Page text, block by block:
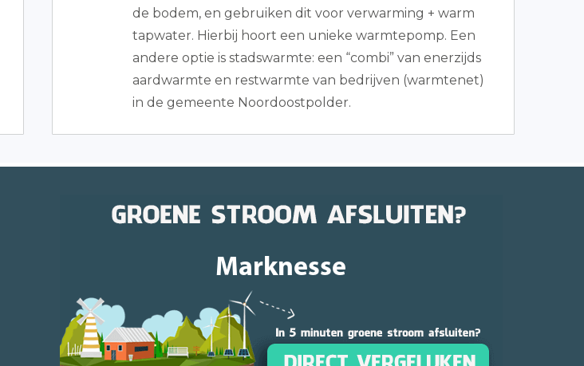
de bodem, en gebruiken dit voor verwarming + warm
tapwater. Hierbij hoort een unieke warmtepomp. Een
andere optie is stadswarmte: een “combi” van enerzijds
aardwarmte en restwarmte van bedrijven (warmtenet)
in de gemeente Noordoostpolder.